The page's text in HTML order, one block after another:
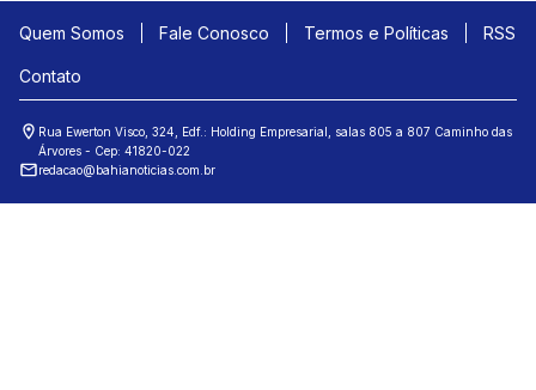
Quem Somos Fale Conosco Termos e Políticas RSS
Contato
Rua Ewerton Visco, 324, Edf.: Holding Empresarial, salas 805 a 807 Caminho das
Árvores - Cep: 41820-022
redacao@bahianoticias.com.br